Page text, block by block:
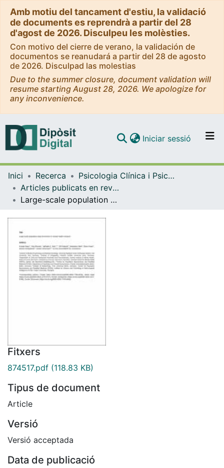
Amb motiu del tancament d'estiu, la validació
de documents es reprendrà a partir del 28
d'agost de 2026. Disculpeu les molèsties.
Con motivo del cierre de verano, la validación de
documentos se reanudará a partir del 28 de agosto
de 2026. Disculpad las molestias
Due to the summer closure, document validation will
resume starting August 28, 2026. We apologize for
any inconvenience.
Navega per tot el DD
Contacte
Iniciar sessió (current)
Inici Recerca
Psicologia Clínica i Psicobiologia
Articles publicats en revistes (Psicologia Clínica i Psicobiologia)
Large-scale population data enrichment in mental health research
Fitxers
874517.pdf (118.83 KB)
Tipus de document
Article
Versió
Versió acceptada
Data de publicació